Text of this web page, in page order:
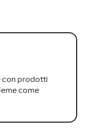
con prodotti
come